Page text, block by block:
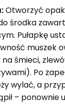
Otworzyć
środka
Pułapkę
muszek
śmieci,
Po
wylać, a
– ponownie